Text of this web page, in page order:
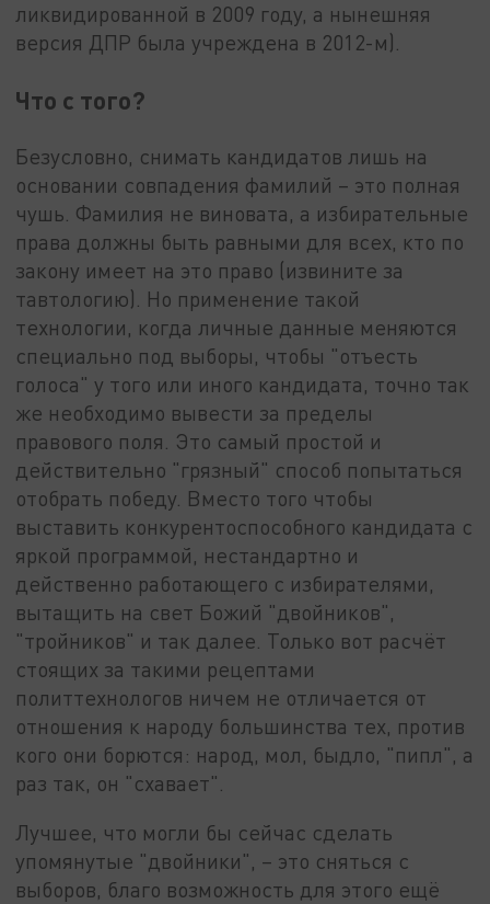
ликвидированной в 2009 году, а нынешняя
версия ДПР была учреждена в 2012-м).
Что с того?
Безусловно, снимать кандидатов лишь на
основании совпадения фамилий – это полная
чушь. Фамилия не виновата, а избирательные
права должны быть равными для всех, кто по
закону имеет на это право (извините за
тавтологию). Но применение такой
технологии, когда личные данные меняются
специально под выборы, чтобы "отъесть
голоса" у того или иного кандидата, точно так
же необходимо вывести за пределы
правового поля. Это самый простой и
действительно "грязный" способ попытаться
отобрать победу. Вместо того чтобы
выставить конкурентоспособного кандидата с
яркой программой, нестандартно и
действенно работающего с избирателями,
вытащить на свет Божий "двойников",
"тройников" и так далее. Только вот расчёт
стоящих за такими рецептами
политтехнологов ничем не отличается от
отношения к народу большинства тех, против
кого они борются: народ, мол, быдло, "пипл", а
раз так, он "схавает".
Лучшее, что могли бы сейчас сделать
упомянутые "двойники", – это сняться с
выборов, благо возможность для этого ещё